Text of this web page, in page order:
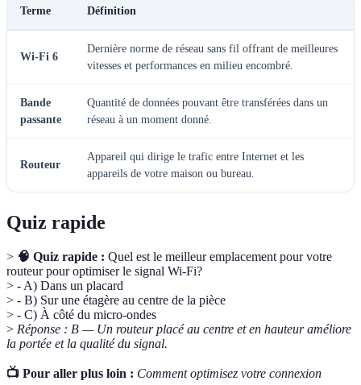
Terme Définition
Wi-Fi 6
Dernière norme de réseau sans fil offrant de meilleures
vitesses et performances en milieu encombré.
Bande
passante
Quantité de données pouvant être transférées dans un
réseau à un moment donné.
Routeur
Appareil qui dirige le trafic entre Internet et les
appareils de votre maison ou bureau.
Quiz rapide
> 🧠 Quiz rapide : Quel est le meilleur emplacement pour votre
routeur pour optimiser le signal Wi-Fi?
> - A) Dans un placard
> - B) Sur une étagère au centre de la pièce
> - C) À côté du micro-ondes
> Réponse : B — Un routeur placé au centre et en hauteur améliore
la portée et la qualité du signal.
📺 Pour aller plus loin : Comment optimisez votre connexion